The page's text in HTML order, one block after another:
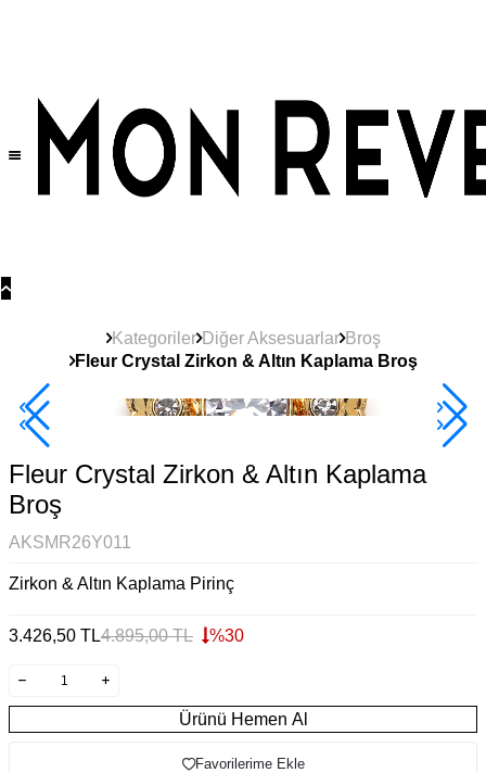
Kategoriler Diğer Aksesuarlar Broş
Fleur Crystal Zirkon & Altın Kaplama Broş
Yeni Ürün
Fleur Crystal Zirkon & Altın Kaplama
Broş
AKSMR26Y011
Zirkon & Altın Kaplama Pirinç
3.426,50 TL4.895,00TL %30
Ürünü Hemen Al
Favorilerime Ekle